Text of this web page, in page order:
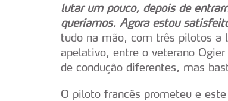
lutar um pouco, depois de
queríamos. Agora estou
tudo na mão, com três pilotos a
apelativo, entre o veterano
de condução diferentes, mas
O piloto francês prometeu e